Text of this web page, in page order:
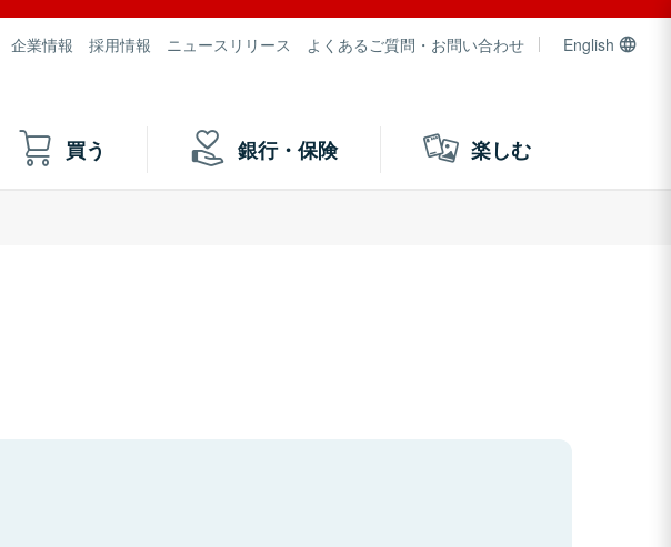
企業情報 採用情報 ニュースリリース よくあるご質問・お問い合わせ English
買う 銀行・保険 楽しむ